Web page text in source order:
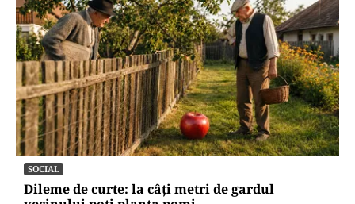
SOCIAL
Dileme de curte: la câți metri de gardul